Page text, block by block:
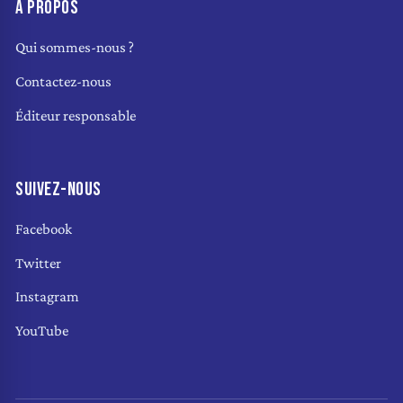
À PROPOS
Qui sommes-nous ?
Contactez-nous
Éditeur responsable
SUIVEZ-NOUS
Facebook
Twitter
Instagram
YouTube